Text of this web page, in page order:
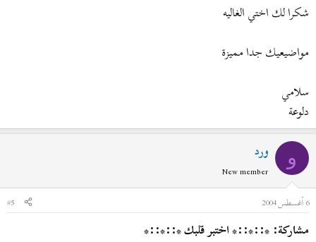
شكرا لك اختي الغاليه
مواضيعيك جدا مميزة
سلامي
دلوعة
و ورد
New member
6 أغسطس 2004
#5
مشاركة: *::*::* اختبر قلبك *::*::*